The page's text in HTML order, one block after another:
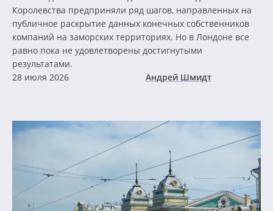
Королевства предприняли ряд шагов, направленных на
публичное раскрытие данных конечных собственников
компаний на заморских территориях. Но в Лондоне все
равно пока не удовлетворены достигнутыми
результатами.
28 июля 2026
Андрей Шмидт